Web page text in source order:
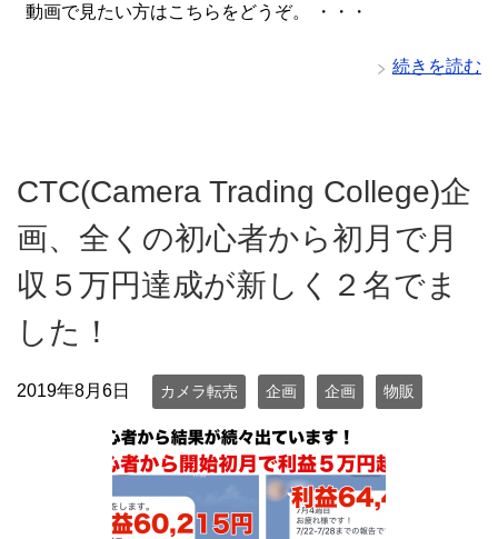
動画で見たい方はこちらをどうぞ。 ・・・
続きを読む
CTC(Camera Trading College)企
画、全くの初心者から初月で月
収５万円達成が新しく２名でま
した！
2019年8月6日 カメラ転売 企画 企画 物販